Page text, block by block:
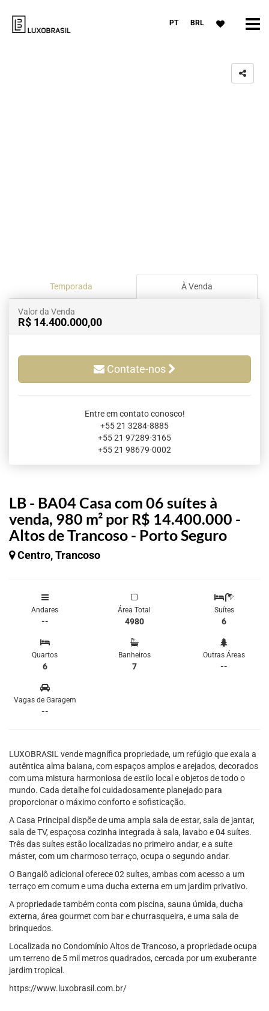
PT BRL
LB - BA04 Casa com 06 suítes à
venda, 980 m² por R$ 14.400.000 -
Altos de Trancoso - Porto Seguro
Centro, Trancoso
Andares
--
Área Total
4980
Suítes
6
Quartos
6
Banheiros
7
Outras Áreas
--
Vagas de Garagem
--
LUXOBRASIL vende magnífica propriedade, um refúgio que exala a
autêntica alma baiana, com espaços amplos e arejados, decorados
com uma mistura harmoniosa de estilo local e objetos de todo o
mundo. Cada detalhe foi cuidadosamente planejado para
proporcionar o máximo conforto e sofisticação.
A Casa Principal dispõe de uma ampla sala de estar, sala de jantar,
sala de TV, espaçosa cozinha integrada à sala, lavabo e 04 suítes.
Três das suítes estão localizadas no primeiro andar, e a suíte
máster, com um charmoso terraço, ocupa o segundo andar.
O Bangalô adicional oferece 02 suítes, ambas com acesso a um
terraço em comum e uma ducha externa em um jardim privativo.
A propriedade também conta com piscina, sauna úmida, ducha
externa, área gourmet com bar e churrasqueira, e uma sala de
brinquedos.
Localizada no Condomínio Altos de Trancoso, a propriedade ocupa
um terreno de 5 mil metros quadrados, cercada por um exuberante
jardim tropical.
https://www.luxobrasil.com.br/
Temporada À Venda
Valor da Venda
R$ 14.400.000,00
Contate-nos
Entre em contato conosco!
+55 21 3284-8885
+55 21 97289-3165
+55 21 98679-0002